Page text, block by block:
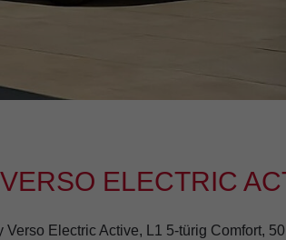
ELECTRIC
Verso Electric Active, L1 5-türig Comfort,